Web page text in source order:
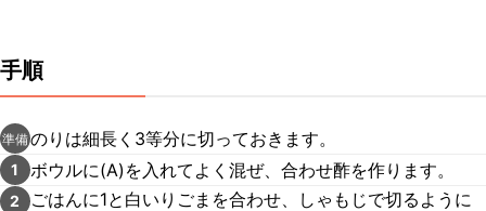
手順
準備のりは細長く3等分に切っておきます。
1 ボウルに(A)を入れてよく混ぜ、合わせ酢を作ります。
2
ごはんに1と白いりごまを合わせ、しゃもじで切るように